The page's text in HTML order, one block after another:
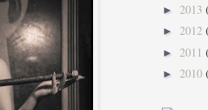
► 2013
► 2012
► 2011
► 2010